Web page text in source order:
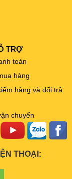
TRỢ
toán
hàng
hàng và đổi trả
chuyển
THOẠI: